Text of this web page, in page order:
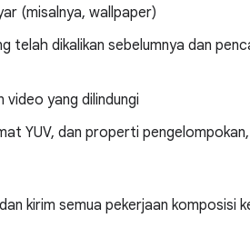
(misalnya, wallpaper)
telah dikalikan sebelumnya dan
yang dilindungi
YUV, dan properti
kirim semua pekerjaan komposisi